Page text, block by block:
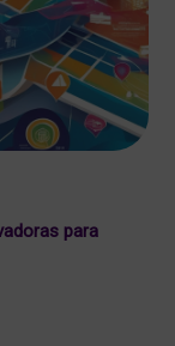
para